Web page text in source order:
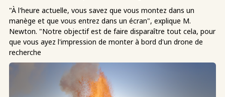
"À l'heure actuelle, vous savez que vous montez dans un
manège et que vous entrez dans un écran", explique M.
Newton. "Notre objectif est de faire disparaître tout cela, pour
que vous ayez l'impression de monter à bord d'un drone de
recherche